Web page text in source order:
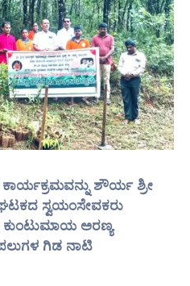
ಶೌರ್ಯ ಶ್ರೀ
ಸ್ವಯಂಸೇವಕರು
ಕುಂಟುಮಾಯ ಅರಣ್ಯ
ಗಿಡ ನಾಟಿ